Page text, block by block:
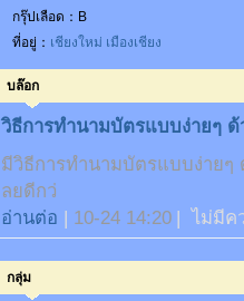
กรุ๊ปเลือด：B
ที่อยู่： เชียงใหม่ เมืองเชียง
บล๊อก
วิธีการทำนามบัตรแบบง่ายๆ
มีวิธีการทำนามบัตรแบบง่ายๆ
ลยดีกว่
อ่านต่อ | 10-24 14:20 | ไม่มีค
กลุ่ม